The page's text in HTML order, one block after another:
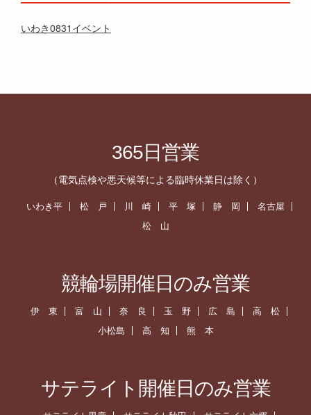
いわき0831イベント
365日営業
（電気点検や悪天候等による臨時休業日は除く）
いわき平 松 戸 川 崎 平 塚 静 岡
名古屋
松 山
競輪場開催日のみ営業
伊 東 富 山 奈 良 玉 野 広 島
高 松
小松島
高 知 熊 本
サテライト開催日のみ営業